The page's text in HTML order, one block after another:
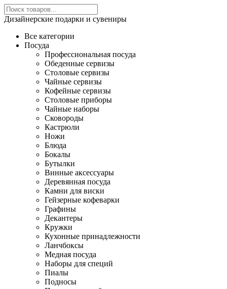
Дизайнерские подарки и сувениры
Все категории
Посуда
Профессиональная посуда
Обеденные сервизы
Столовые сервизы
Чайные сервизы
Кофейные сервизы
Столовые приборы
Чайные наборы
Сковороды
Кастрюли
Ножи
Блюда
Бокалы
Бутылки
Винные аксессуары
Деревянная посуда
Камни для виски
Гейзерные кофеварки
Графины
Декантеры
Кружки
Кухонные принадлежности
Ланчбоксы
Медная посуда
Наборы для специй
Пиалы
Подносы